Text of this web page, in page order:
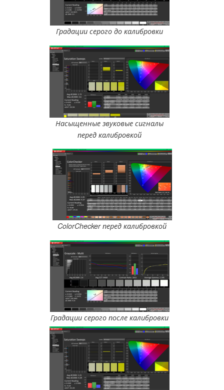
Градации серого до калибровки
Насыщенные звуковые сигналы
перед калибровкой
ColorChecker перед калибровкой
Градации серого после калибровки